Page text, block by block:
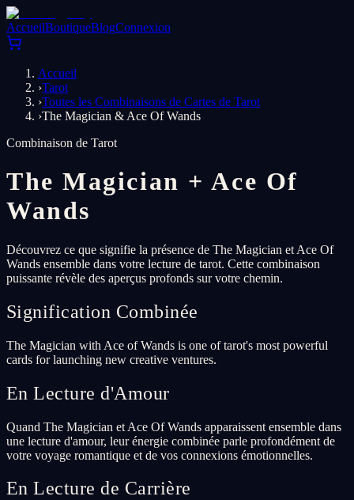
AccueilBoutiqueBlogConnexion
Accueil
›Tarot
›Toutes les Combinaisons de Cartes de Tarot
›The Magician & Ace Of Wands
Combinaison de Tarot
The Magician +Ace Of
Wands
Découvrez ce que signifie la présence de The Magician et Ace Of
Wands ensemble dans votre lecture de tarot. Cette combinaison
puissante révèle des aperçus profonds sur votre chemin.
Signification Combinée
The Magician with Ace of Wands is one of tarot's most powerful
cards for launching new creative ventures.
En Lecture d'Amour
Quand The Magician et Ace Of Wands apparaissent ensemble dans
une lecture d'amour, leur énergie combinée parle profondément de
votre voyage romantique et de vos connexions émotionnelles.
En Lecture de Carrière